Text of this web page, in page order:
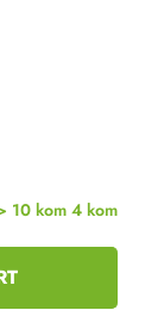
10 kom 4 kom